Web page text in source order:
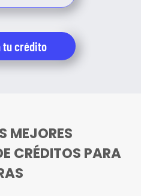
tu crédito
MEJORES
CRÉDITOS PARA